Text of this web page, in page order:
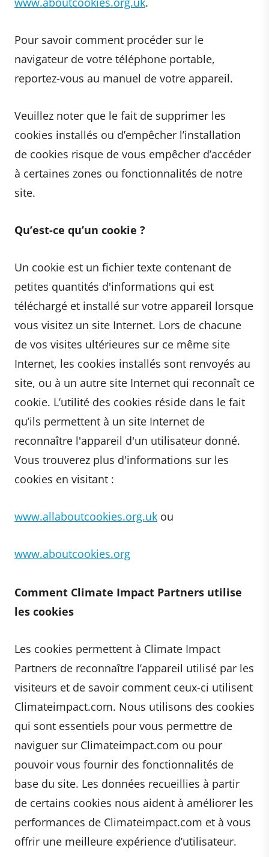
Pour savoir comment procéder sur le
navigateur de votre téléphone portable,
reportez-vous au manuel de votre appareil.
Veuillez noter que le fait de supprimer les
cookies installés ou d’empêcher l’installation
de cookies risque de vous empêcher d’accéder
à certaines zones ou fonctionnalités de notre
site.
Qu’est-ce qu’un cookie ?
Un cookie est un fichier texte contenant de
petites quantités d'informations qui est
téléchargé et installé sur votre appareil lorsque
vous visitez un site Internet. Lors de chacune
de vos visites ultérieures sur ce même site
Internet, les cookies installés sont renvoyés au
site, ou à un autre site Internet qui reconnaît ce
cookie. L’utilité des cookies réside dans le fait
qu’ils permettent à un site Internet de
reconnaître l'appareil d'un utilisateur donné.
Vous trouverez plus d'informations sur les
cookies en visitant :
www.allaboutcookies.org.uk ou
www.aboutcookies.org
Comment Climate Impact Partners utilise
les cookies
Les cookies permettent à Climate Impact
Partners de reconnaître l’appareil utilisé par les
visiteurs et de savoir comment ceux-ci utilisent
Climateimpact.com. Nous utilisons des cookies
qui sont essentiels pour vous permettre de
naviguer sur Climateimpact.com ou pour
pouvoir vous fournir des fonctionnalités de
base du site. Les données recueillies à partir
de certains cookies nous aident à améliorer les
performances de Climateimpact.com et à vous
offrir une meilleure expérience d’utilisateur.